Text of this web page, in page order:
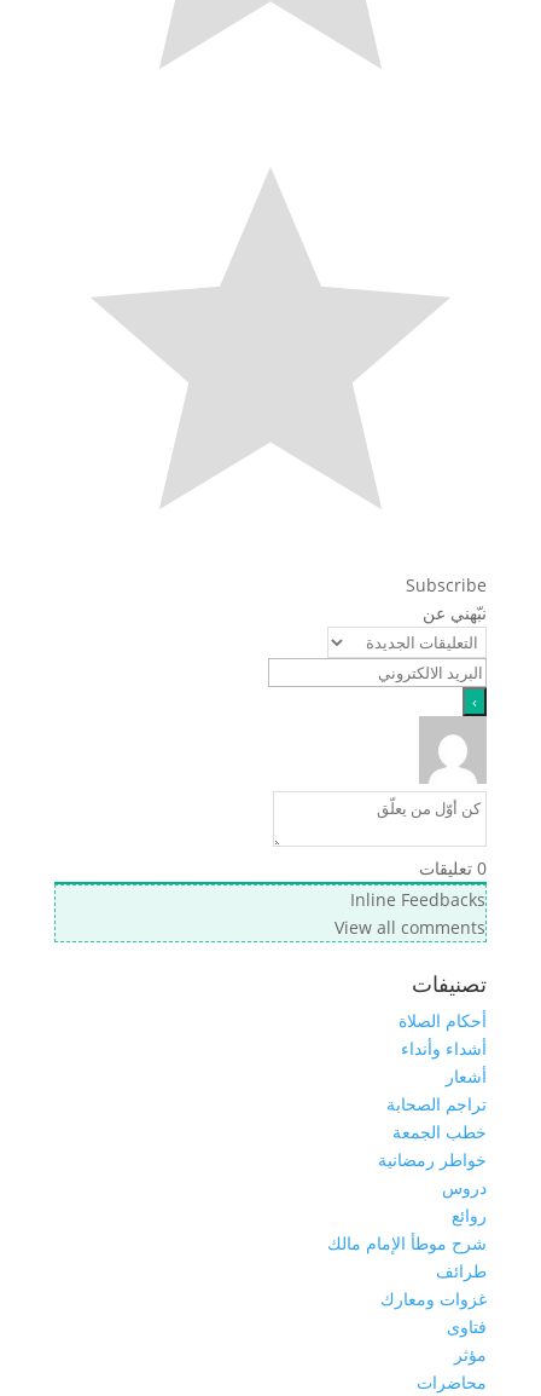
Subscribe
نبّهني عن
0تعليقات
Inline Feedbacks
View all comments
تصنيفات
أحكام الصلاة
أشداء وأنداء
أشعار
تراجم الصحابة
خطب الجمعة
خواطر رمضانية
دروس
روائع
شرح موطأ الإمام مالك
طرائف
غزوات ومعارك
فتاوى
مؤثر
محاضرات